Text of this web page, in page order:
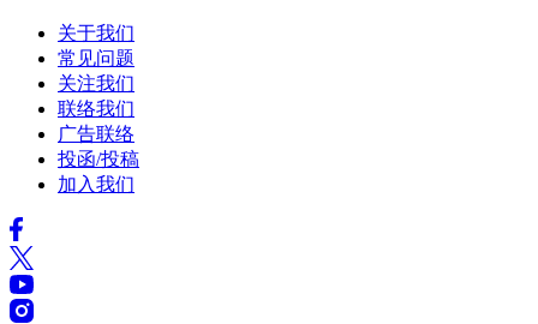
关于我们
常见问题
关注我们
联络我们
广告联络
投函/投稿
加入我们